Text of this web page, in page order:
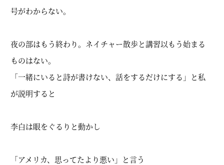
号がわからない。
夜の部はもう終わり。ネイチャー散歩と講習以もう始まる
ものはない。
「一緒にいると詩が書けない、話をするだけにする」と私
が説明すると
李白は眼をぐるりと動かし
「アメリカ、思ってたより悪い」と言う